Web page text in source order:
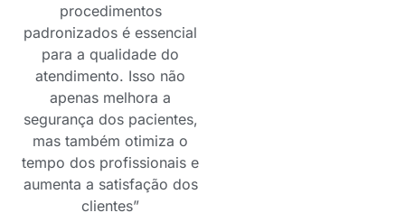
procedimentos
padronizados é essencial
para a qualidade do
atendimento. Isso não
apenas melhora a
segurança dos pacientes,
mas também otimiza o
tempo dos profissionais e
aumenta a satisfação dos
clientes”